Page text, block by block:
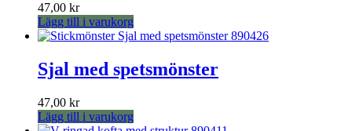
47,00 kr
Lägg till i varukorg
Sjal med spetsmönster
47,00 kr
Lägg till i varukorg